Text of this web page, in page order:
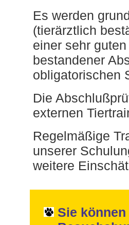
Es werden
(tierärztlich
einer sehr
bestandener
obligatorischen
Die
externen
Regelmäßige
unserer
weitere
Sie